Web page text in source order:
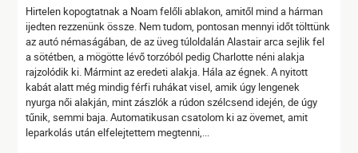
Hirtelen kopogtatnak a Noam felőli ablakon, amitől mind a hárman
ijedten rezzenünk össze. Nem tudom, pontosan mennyi időt tölttünk
az autó némaságában, de az üveg túloldalán Alastair arca sejlik fel
a sötétben, a mögötte lévő torzóból pedig Charlotte néni alakja
rajzolódik ki. Mármint az eredeti alakja. Hála az égnek. A nyitott
kabát alatt még mindig férfi ruhákat visel, amik úgy lengenek
nyurga női alakján, mint zászlók a rúdon szélcsend idején, de úgy
tűnik, semmi baja. Automatikusan csatolom ki az övemet, amit
leparkolás után elfelejtettem megtenni,...